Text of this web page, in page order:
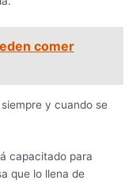
comer
siempre y cuando se
capacitado para
que lo llena de